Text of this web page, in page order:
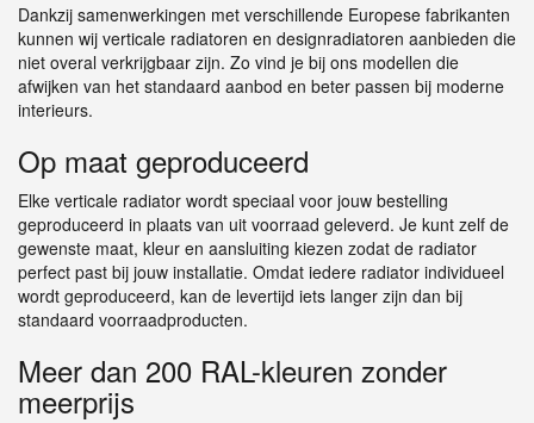
Dankzij samenwerkingen met verschillende Europese fabrikanten
kunnen wij verticale radiatoren en designradiatoren aanbieden die
niet overal verkrijgbaar zijn. Zo vind je bij ons modellen die
afwijken van het standaard aanbod en beter passen bij moderne
interieurs.
Op maat geproduceerd
Elke verticale radiator wordt speciaal voor jouw bestelling
geproduceerd in plaats van uit voorraad geleverd. Je kunt zelf de
gewenste maat, kleur en aansluiting kiezen zodat de radiator
perfect past bij jouw installatie. Omdat iedere radiator individueel
wordt geproduceerd, kan de levertijd iets langer zijn dan bij
standaard voorraadproducten.
Meer dan 200 RAL-kleuren zonder
meerprijs